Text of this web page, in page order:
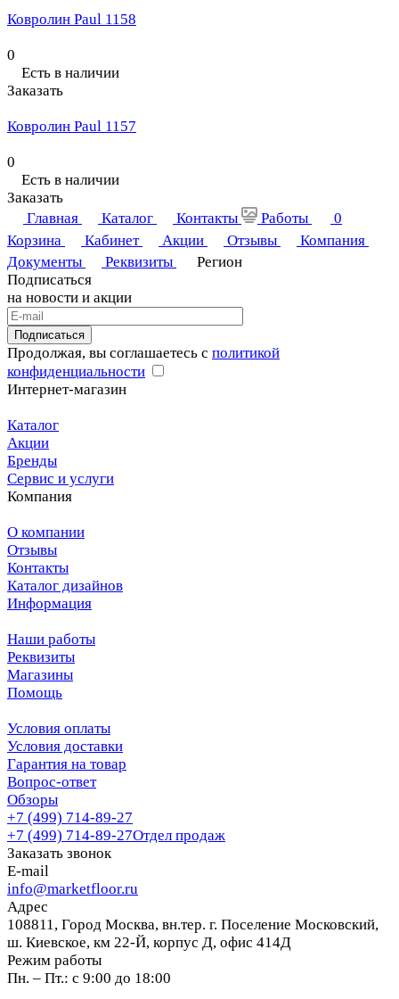
Ковролин Paul 1158
0
Есть в наличии
Заказать
Ковролин Paul 1157
0
Есть в наличии
Заказать
Главная
Каталог Контакты Работы
0
Корзина
Кабинет Акции Отзывы
Компания
Документы
Реквизиты
Регион
Подписаться
на новости и акции
Подписаться
Продолжая, вы соглашаетесь с политикой
конфиденциальности
Интернет-магазин
Каталог
Акции
Бренды
Сервис и услуги
Компания
О компании
Отзывы
Контакты
Каталог дизайнов
Информация
Наши работы
Реквизиты
Магазины
Помощь
Условия оплаты
Условия доставки
Гарантия на товар
Вопрос-ответ
Обзоры
+7 (499) 714-89-27
+7 (499) 714-89-27Отдел продаж
Заказать звонок
E-mail
info@marketfloor.ru
Адрес
108811, Город Москва, вн.тер. г. Поселение Московский,
ш. Киевское, км 22-Й, корпус Д, офис 414Д
Режим работы
Пн. – Пт.: с 9:00 до 18:00